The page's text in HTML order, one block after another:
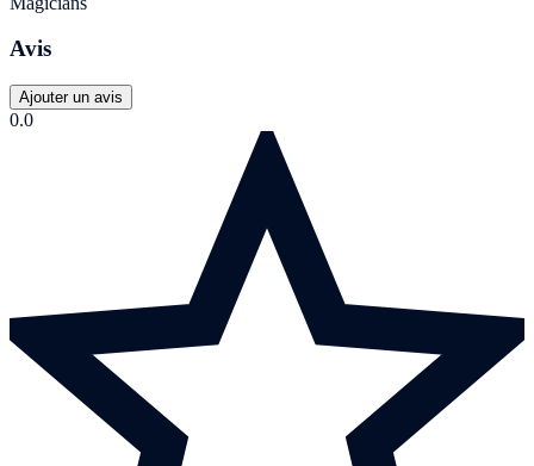
Avis
Ajouter un avis
0.0